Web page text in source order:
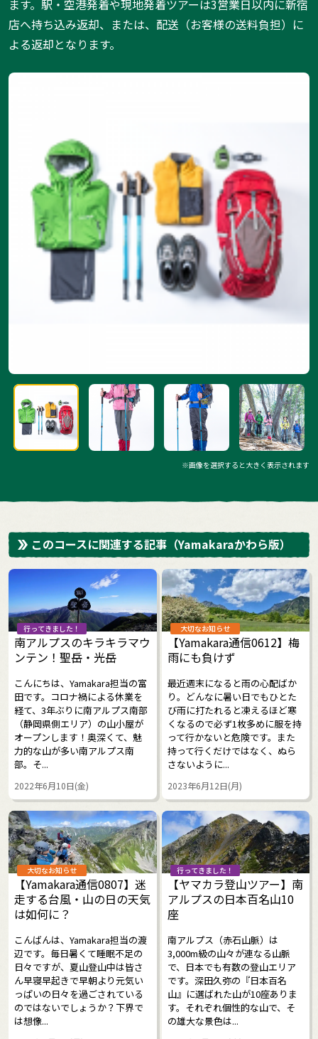
ます。駅・空港発着や現地発着ツアーは3営業日以内に新宿
店へ持ち込み返却、または、配送（お客様の送料負担）に
よる返却となります。
※画像を選択すると大きく表示されます
このコースに関連する記事 （Yamakaraかわら版）
行ってきました！
南アルプスのキラキラマウ
ンテン！聖岳・光岳
こんにちは、Yamakara担当の富
田です。コロナ禍による休業を
経て、3年ぶりに南アルプス南部
（静岡県側エリア）の山小屋が
オープンします！奥深くて、魅
力的な山が多い南アルプス南
部。そ...
2022年6月10日(金)
大切なお知らせ
【Yamakara通信0612】梅
雨にも負けず
最近週末になると雨の心配ばか
り。どんなに暑い日でもひとた
び雨に打たれると凍えるほど寒
くなるので必ず1枚多めに服を持
って行かないと危険です。また
持って行くだけではなく、ぬら
さないように...
2023年6月12日(月)
大切なお知らせ
【Yamakara通信0807】迷
走する台風・山の日の天気
は如何に？
こんばんは、Yamakara担当の渡
辺です。毎日暑くて睡眠不足の
日々ですが、夏山登山中は皆さ
ん早寝早起きで早朝より元気い
っぱいの日々を過ごされている
のではないでしょうか？下界で
は想像...
行ってきました！
【ヤマカラ登山ツアー】南
アルプスの日本百名山10
座
南アルプス（赤石山脈）は
3,000m級の山々が連なる山脈
で、日本でも有数の登山エリア
です。深田久弥の『日本百名
山』に選ばれた山が10座ありま
す。それぞれ個性的な山で、そ
の雄大な景色は...